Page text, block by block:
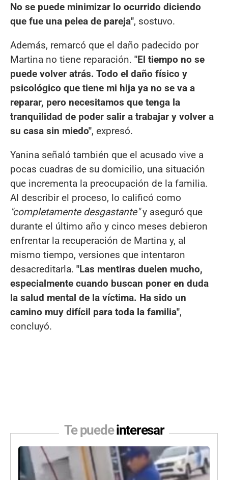
No se puede minimizar lo ocurrido diciendo
que fue una pelea de pareja", sostuvo.
Además, remarcó que el daño padecido por
Martina no tiene reparación. "El tiempo no se
puede volver atrás. Todo el daño físico y
psicológico que tiene mi hija ya no se va a
reparar, pero necesitamos que tenga la
tranquilidad de poder salir a trabajar y volver a
su casa sin miedo", expresó.
Yanina señaló también que el acusado vive a
pocas cuadras de su domicilio, una situación
que incrementa la preocupación de la familia.
Al describir el proceso, lo calificó como
"completamente desgastante"y aseguró que
durante el último año y cinco meses debieron
enfrentar la recuperación de Martina y, al
mismo tiempo, versiones que intentaron
desacreditarla. "Las mentiras duelen mucho,
especialmente cuando buscan poner en duda
la salud mental de la víctima. Ha sido un
camino muy difícil para toda la familia",
concluyó.
Te puedeinteresar